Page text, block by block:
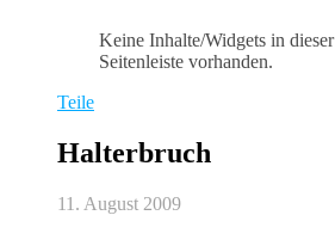
Keine Inhalte/Widgets in dieser
Seitenleiste vorhanden.
Teile
Halterbruch
11. August 2009